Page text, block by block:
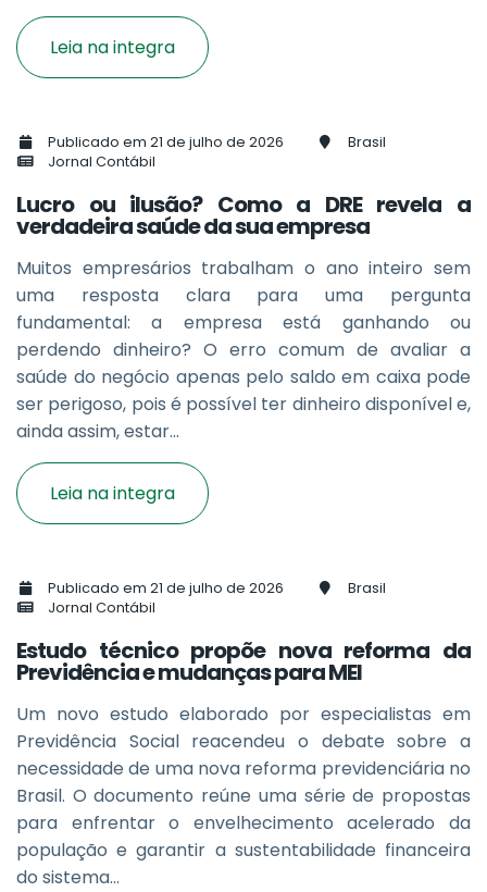
Leia na integra
Publicado em 21 de julho de 2026
Brasil
Jornal Contábil
Lucro ou ilusão? Como a DRE revela a
verdadeira saúde da sua empresa
Muitos empresários trabalham o ano inteiro sem
uma resposta clara para uma pergunta
fundamental: a empresa está ganhando ou
perdendo dinheiro? O erro comum de avaliar a
saúde do negócio apenas pelo saldo em caixa pode
ser perigoso, pois é possível ter dinheiro disponível e,
ainda assim, estar...
Leia na integra
Publicado em 21 de julho de 2026
Brasil
Jornal Contábil
Estudo técnico propõe nova reforma da
Previdência e mudanças para MEI
Um novo estudo elaborado por especialistas em
Previdência Social reacendeu o debate sobre a
necessidade de uma nova reforma previdenciária no
Brasil. O documento reúne uma série de propostas
para enfrentar o envelhecimento acelerado da
população e garantir a sustentabilidade financeira
do sistema...